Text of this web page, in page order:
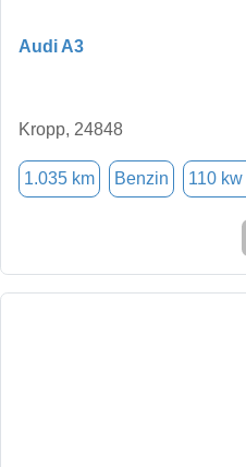
Audi A3
Kropp, 24848
1.035 km Benzin 110